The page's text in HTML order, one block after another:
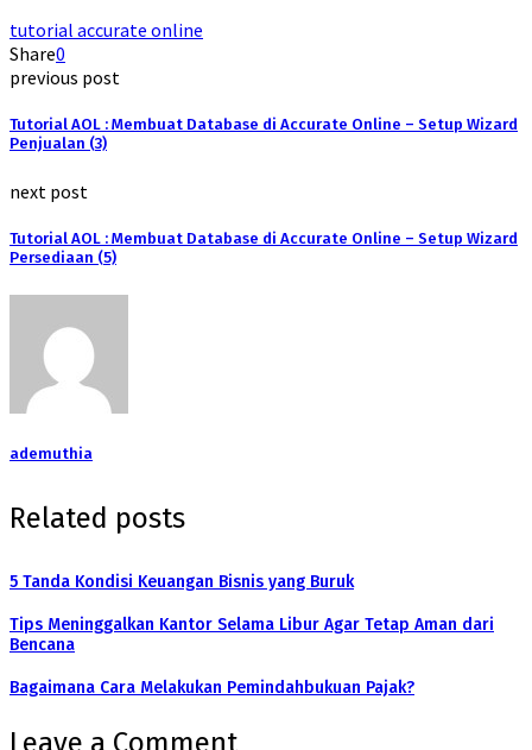
tutorial accurate online
Share0
previous post
Tutorial AOL : Membuat Database di Accurate Online – Setup Wizard
Penjualan (3)
next post
Tutorial AOL : Membuat Database di Accurate Online – Setup Wizard
Persediaan (5)
ademuthia
Related posts
5 Tanda Kondisi Keuangan Bisnis yang Buruk
Tips Meninggalkan Kantor Selama Libur Agar Tetap Aman dari
Bencana
Bagaimana Cara Melakukan Pemindahbukuan Pajak?
Leave a Comment